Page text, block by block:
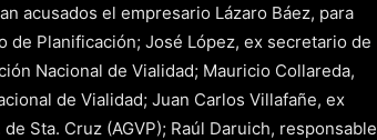
acusados el empresario Lázaro Báez, para
Planificación; José López, ex secretario de
Nacional de Vialidad; Mauricio Collareda,
de Vialidad; Juan Carlos Villafañe, ex
Sta. Cruz (AGVP); Raúl Daruich, responsable